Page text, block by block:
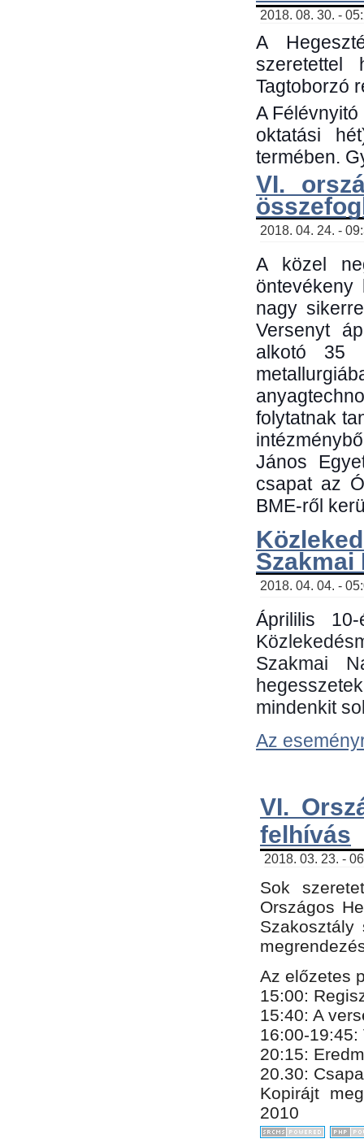
2018. 08. 30. -
A
szeretettel
Tagtoborzó
A
oktatási
termében.
VI.
2018. 04. 24. -
A közel
nagy
Versenyt
alkotó 35
folytatnak
János
csapat az
BME-ről
Szakmai
2018. 04. 04. -
Áprililis
Szakmai
mindenkit
Az
VI.
felhívás
2018. 03. 23. -
Sok
Országos
Az előzetes
15:00:
15:40: A
16:00-19:45:
20:​15​:
​20.30:
Kopirájt
2010